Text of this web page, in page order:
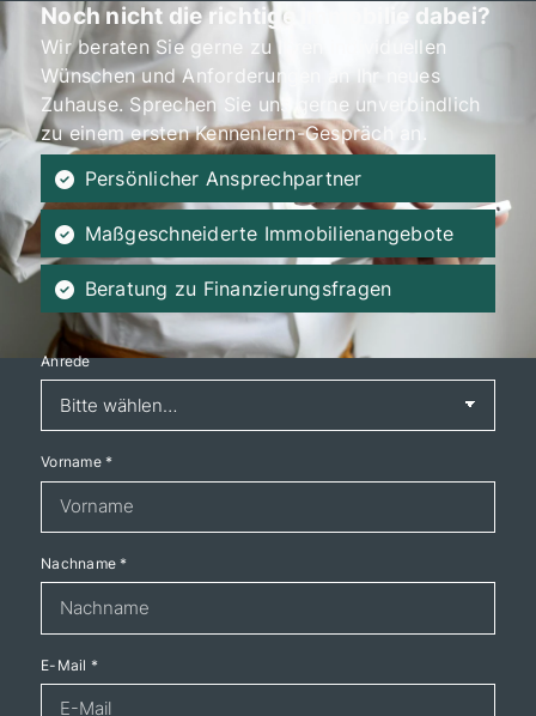
Noch nicht die richtige Immobilie dabei?
Wir beraten Sie gerne zu Ihren individuellen
Wünschen und Anforderungen an Ihr neues
Zuhause. Sprechen Sie uns gerne unverbindlich
zu einem ersten Kennenlern-Gespräch an.
Persönlicher Ansprechpartner
Maßgeschneiderte Immobilienangebote
Beratung zu Finanzierungsfragen
Anrede
Vorname*
Nachname*
E-Mail *